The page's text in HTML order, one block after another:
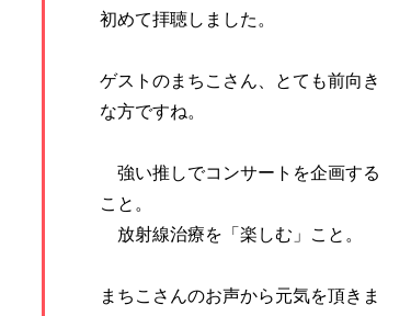
初めて拝聴しました。
ゲストのまちこさん、とても前向き
な方ですね。
強い推しでコンサートを企画する
こと。
放射線治療を「楽しむ」こと。
まちこさんのお声から元気を頂きま